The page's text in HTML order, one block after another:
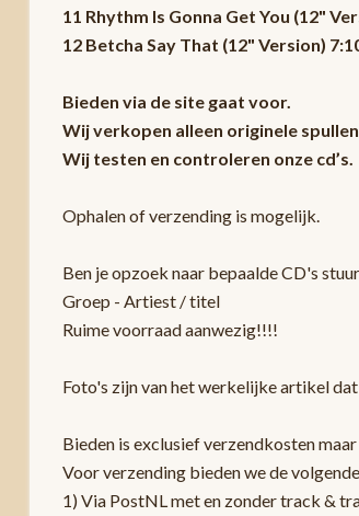
11 Rhythm Is Gonna Get You (12"
12 Betcha Say That (12" Version)
Bieden via de site gaat voor.
Wij verkopen alleen originele
Wij testen en controleren onze cd’s.
Ophalen of verzending is mogelijk.
Ben je opzoek naar bepaalde CD's
Groep - Artiest / titel
Ruime voorraad aanwezig!!!!
Foto's zijn van het werkelijke artikel
Bieden is exclusief verzendkosten
Voor verzending bieden we de
1) Via PostNL met en zonder track &